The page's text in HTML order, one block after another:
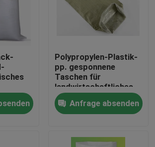
Polypropylen-Plastik-
pp. gesponnene
Taschen für
landwirtschaftliches
25kg 50kg 100gsm
Anfrage absenden